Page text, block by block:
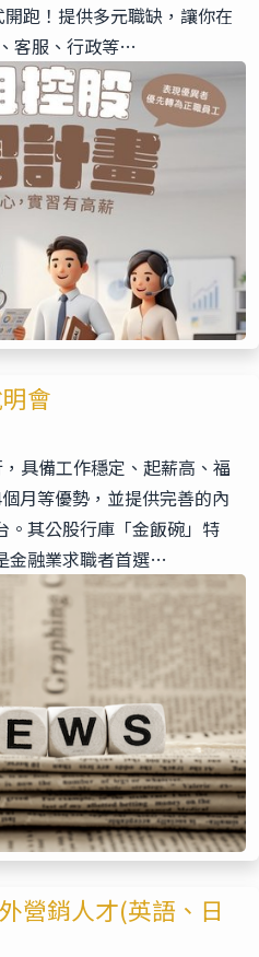
跑！提供多元職缺，讓你在
客服、行政等…
會
具備工作穩定、起薪高、福
月等優勢，並提供完善的內
。其公股行庫「金飯碗」特
金融業求職者首選…
營銷人才(英語、日